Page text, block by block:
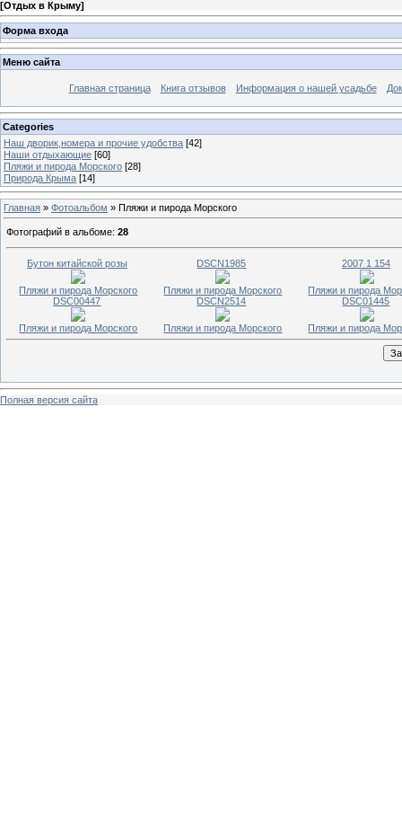
[Отдых в Крыму]
Форма входа
Меню сайта
Главная страница Книга отзывов Информация о нашей усадьбе
Categories
Наш дворик,номера и прочие удобства [42]
Наши отдыхающие [60]
Пляжи и пирода Морского [28]
Природа Крыма [14]
Главная » Фотоальбом » Пляжи и пирода Морского
Фотографий в альбоме: 28
Бутон китайской розы
Пляжи и пирода Морского
DSCN1985
Пляжи и пирода Морского
2007 1 154
Пляжи и пирода
DSC00447
Пляжи и пирода Морского
DSCN2514
Пляжи и пирода Морского
DSC01445
Пляжи и пирода
Полная версия сайта